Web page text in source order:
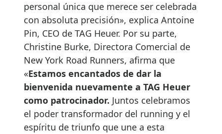
personal única que merece ser celebrada
con absoluta precisión», explica Antoine
Pin, CEO de TAG Heuer. Por su parte,
Christine Burke, Directora Comercial de
New York Road Runners, afirma que
«Estamos encantados de dar la
bienvenida nuevamente a TAG Heuer
como patrocinador. Juntos celebramos
el poder transformador del running y el
espíritu de triunfo que une a esta